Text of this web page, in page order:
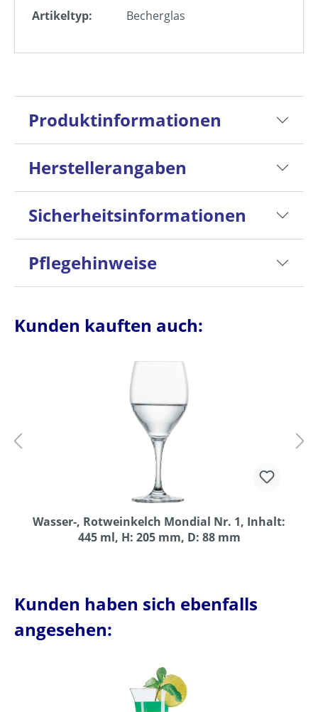
Artikeltyp:
Becherglas
Produktinformationen
Herstellerangaben
Sicherheitsinformationen
Pflegehinweise
Kunden kauften auch:
Wasser-, Rotweinkelch Mondial Nr. 1, Inhalt:
445 ml, H: 205 mm, D: 88 mm
Kunden haben sich ebenfalls
angesehen: